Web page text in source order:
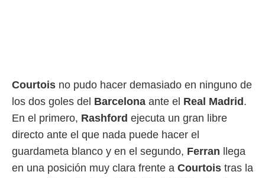
se
para
ni para
o
aunque
Courtois no pudo hacer demasiado en ninguno de
los dos goles del Barcelona ante el Real Madrid .
En el primero, Rashford ejecuta un gran libre
directo ante el que nada puede hacer el
guardameta blanco y en el segundo, Ferran
llega
en una posición muy clara frente a Courtois tras la